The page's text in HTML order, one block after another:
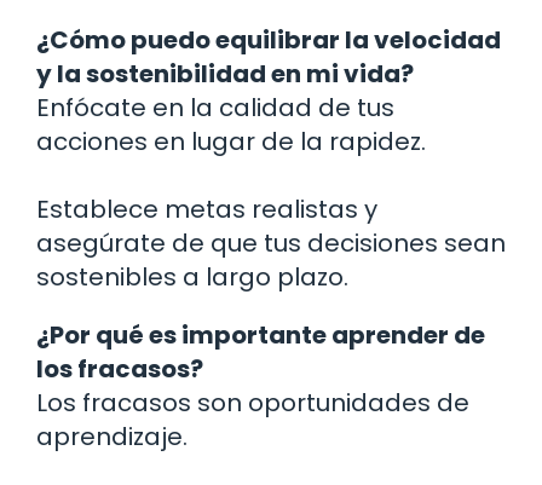
¿Cómo puedo equilibrar la velocidad
y la sostenibilidad en mi vida?
Enfócate en la calidad de tus
acciones en lugar de la rapidez.
Establece metas realistas y
asegúrate de que tus decisiones sean
sostenibles a largo plazo.
¿Por qué es importante aprender de
los fracasos?
Los fracasos son oportunidades de
aprendizaje.